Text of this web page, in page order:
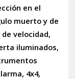
en el
muerto y de
velocidad,
iluminados,
4x4,